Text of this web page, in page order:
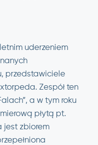
uderzeniem
przedstawiciele
Zespół ten
a w tym roku
płytą pt.
jest zbiorem